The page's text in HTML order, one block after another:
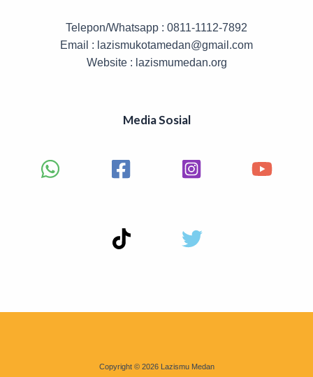
Telepon/Whatsapp : 0811-1112-7892
Email : lazismukotamedan@gmail.com
Website : lazismumedan.org
Media Sosial
Copyright © 2026 Lazismu Medan